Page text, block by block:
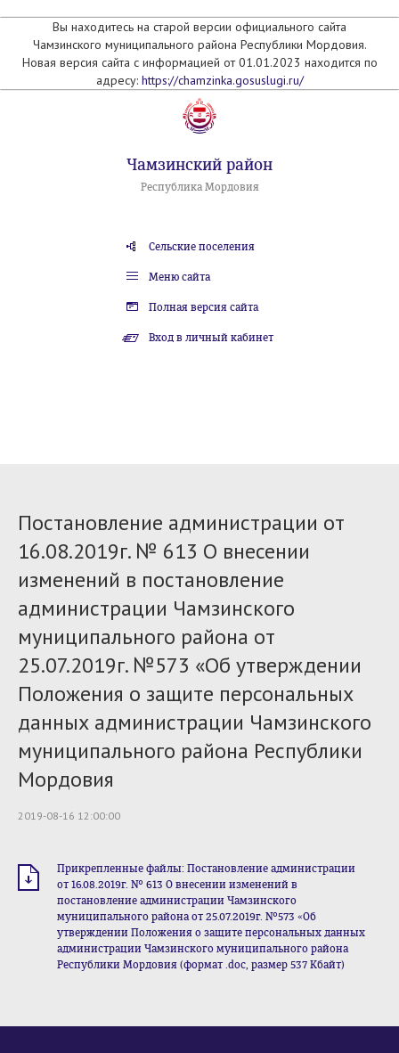
Вы находитесь на старой версии официального сайта
Чамзинского муниципального района Республики Мордовия.
Новая версия сайта с информацией от 01.01.2023 находится по
адресу: https://chamzinka.gosuslugi.ru/
Чамзинский район
Республика Мордовия
Сельские поселения
Меню сайта
Полная версия сайта
Вход в личный кабинет
Постановление администрации от
16.08.2019г. № 613 О внесении
изменений в постановление
администрации Чамзинского
муниципального района от
25.07.2019г. №573 «Об утверждении
Положения о защите персональных
данных администрации Чамзинского
муниципального района Республики
Мордовия
2019-08-16 12:00:00
Прикрепленные файлы: Постановление администрации
от 16.08.2019г. № 613 О внесении изменений в
постановление администрации Чамзинского
муниципального района от 25.07.2019г. №573 «Об
утверждении Положения о защите персональных данных
администрации Чамзинского муниципального района
Республики Мордовия (формат .doc, размер 537 Кбайт)